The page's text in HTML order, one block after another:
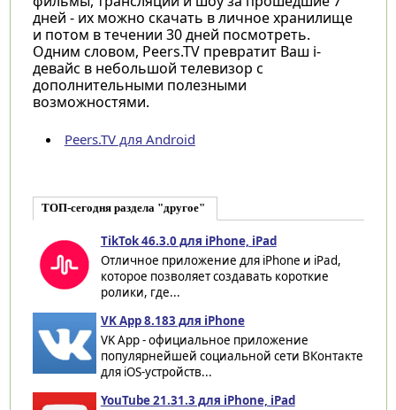
дней - их можно скачать в личное хранилище
и потом в течении 30 дней посмотреть.
Одним словом, Peers.TV превратит Ваш i-
девайс в небольшой телевизор с
дополнительными полезными
возможностями.
Peers.TV для Android
ТОП-сегодня раздела "другое"
TikTok 46.3.0 для iPhone, iPad
Отличное приложение для iPhone и iPad,
которое позволяет создавать короткие
ролики, где...
VK App 8.183 для iPhone
VK App - официальное приложение
популярнейшей социальной сети ВКонтакте
для iOS-устройств...
YouTube 21.31.3 для iPhone, iPad